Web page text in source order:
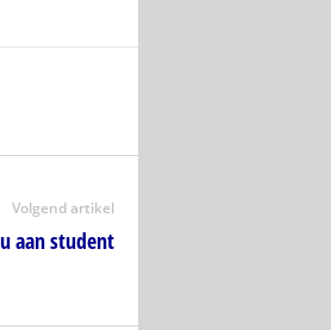
Volgend artikel
aan student